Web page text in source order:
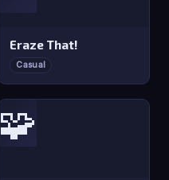
Eraze That!
Casual
🧩